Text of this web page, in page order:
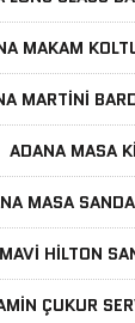
MAKAM
MARTINI
ADANA MASA
MASA
HILTON
ÇUKUR